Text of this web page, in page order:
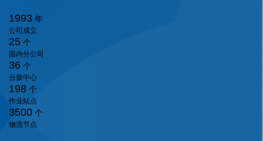
1993 年
公司成立
25 个
国内分公司
36 个
分拨中心
198 个
作业站点
3500 个
物流节点